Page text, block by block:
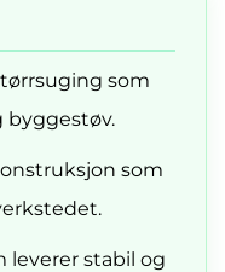
som
byggestøv.
som
leverer stabil og